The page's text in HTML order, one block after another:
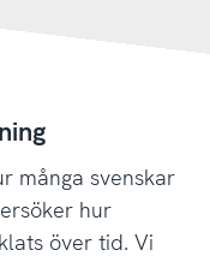
många svenskar
hur
över tid. Vi